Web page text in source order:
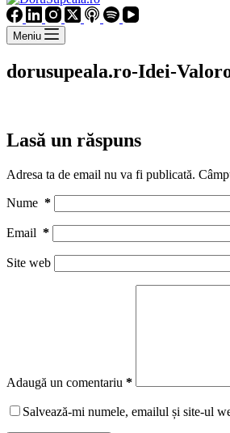
Meniu
dorusupeala.ro-Idei-
Lasă un răspuns
Adresa ta de email nu va fi publicată.
Nume *
Email *
Site web
Adaugă un comentariu *
Salvează-mi numele, emailul și site-ul